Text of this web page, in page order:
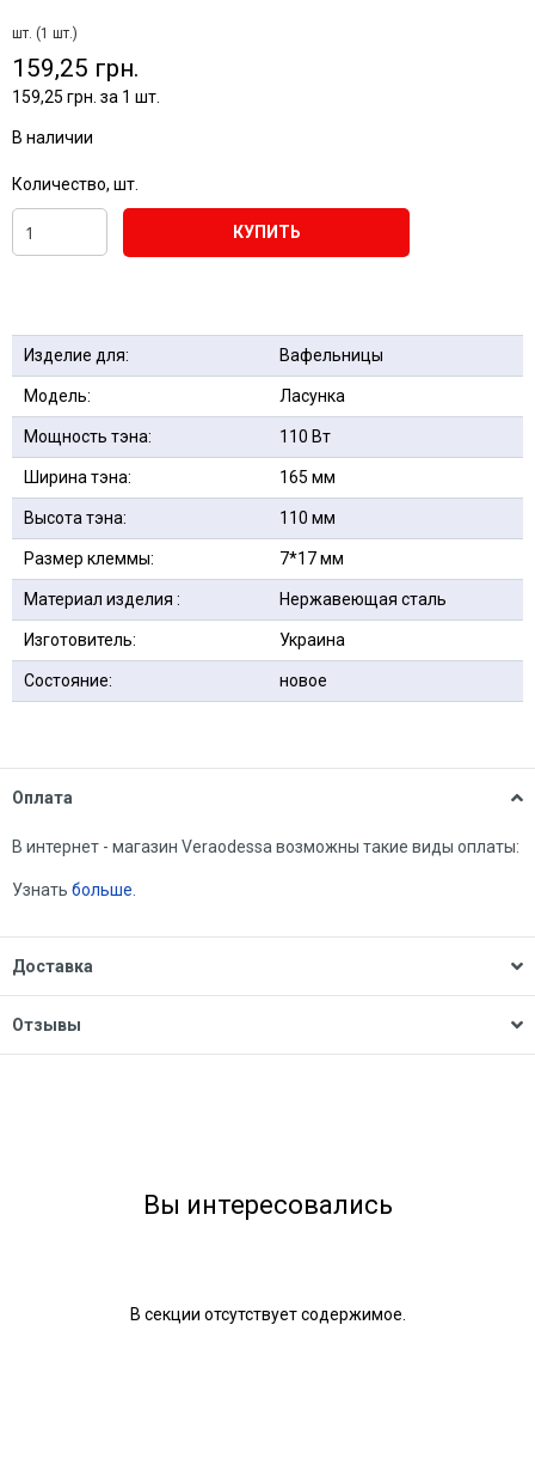
шт. (1 шт.)
159,25 грн.
159,25 грн. за 1 шт.
В наличии
Количество, шт.
КУПИТЬ
Изделие для: Вафельницы
Модель: Ласунка
Мощность тэна: 110 Вт
Ширина тэна: 165 мм
Высота тэна: 110 мм
Размер клеммы: 7*17 мм
Материал изделия : Нержавеющая сталь
Изготовитель: Украина
Состояние: новое
Оплата
В интернет - магазин Veraodessa возможны такие виды оплаты:
Узнать больше.
Доставка
Отзывы
Вы интересовались
В секции отсутствует содержимое.